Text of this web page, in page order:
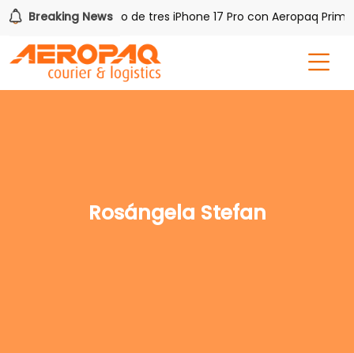
Breaking News
Gana uno de tres iPhone 17 Pro con Aeropaq Prime
Rosángela Stefan